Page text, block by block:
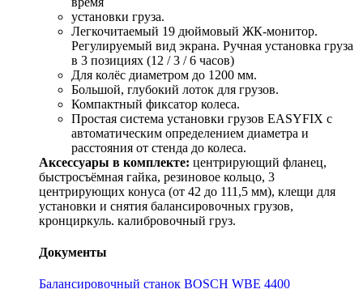
установки груза.
Легкочитаемый 19 дюймовый ЖК-монитор.
Регулируемый вид экрана. Ручная установка груза
в 3 позициях (12 / 3 / 6 часов)
Для колёс диаметром до 1200 мм.
Большой, глубокий лоток для грузов.
Компактный фиксатор колеса.
Простая система установки грузов EASYFIX с
автоматическим определением диаметра и
расстояния от стенда до колеса.
Аксессуары в комплекте: центрирующий фланец,
быстросъёмная гайка, резиновое кольцо, 3
центрирующих конуса (от 42 до 111,5 мм), клещи для
установки и снятия балансировочных грузов,
кронциркуль. калибровочный груз.
Документы
Балансировочный станок BOSCH WBE 4400